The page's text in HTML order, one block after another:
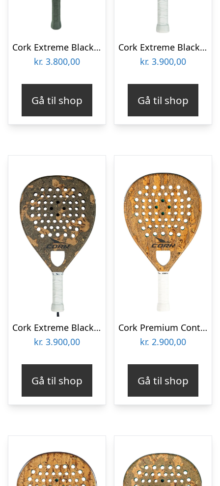
Cork Extreme Black Padelbat
kr. 3.800,00
Gå til shop
Cork Extreme Black II
kr. 3.900,00
Gå til shop
Cork Extreme Black II Padelbat
kr. 3.900,00
Gå til shop
Cork Premium Control III
kr. 2.900,00
Gå til shop